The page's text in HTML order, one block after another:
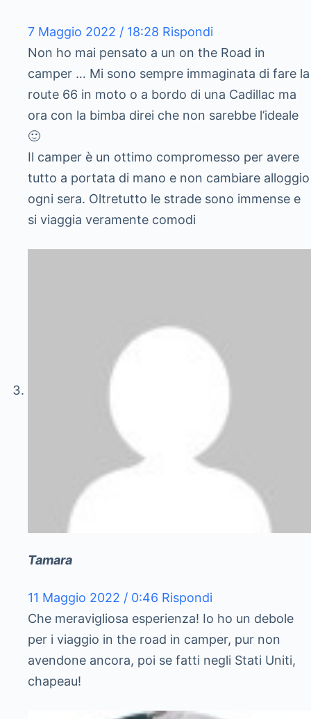
7 Maggio 2022 / 18:28 Rispondi
Non ho mai pensato a un on the Road in
camper … Mi sono sempre immaginata di fare la
route 66 in moto o a bordo di una Cadillac ma
ora con la bimba direi che non sarebbe l’ideale
🙂
Il camper è un ottimo compromesso per avere
tutto a portata di mano e non cambiare alloggio
ogni sera. Oltretutto le strade sono immense e
si viaggia veramente comodi
Tamara
11 Maggio 2022 / 0:46 Rispondi
Che meravigliosa esperienza! Io ho un debole
per i viaggio in the road in camper, pur non
avendone ancora, poi se fatti negli Stati Uniti,
chapeau!